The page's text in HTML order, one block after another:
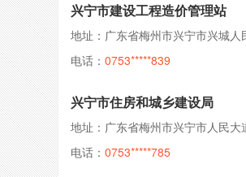
兴宁市建设工程造价管理站
地址：广东省梅州市兴宁市兴城人
电话： 0753*****839
兴宁市住房和城乡建设局
地址：广东省梅州市兴宁市人民大
电话： 0753*****785